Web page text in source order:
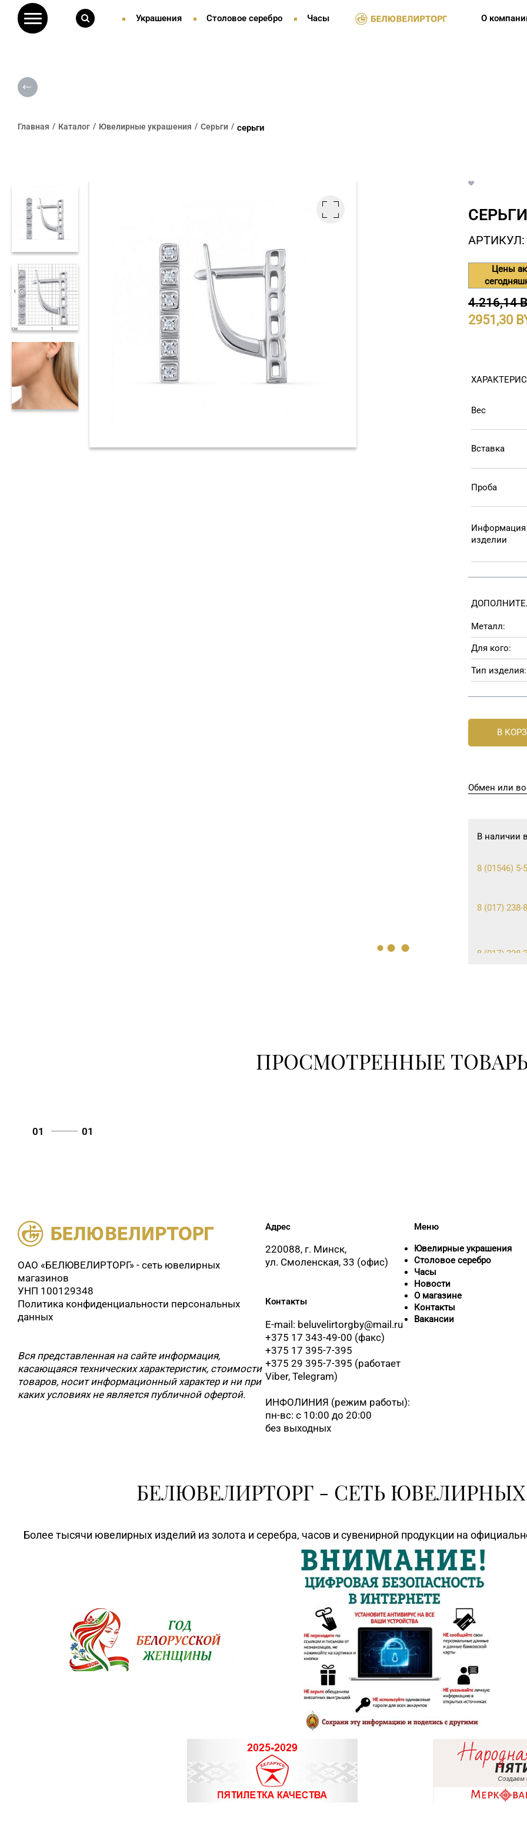
Украшения Столовое серебро Часы О
Главная Каталог Ювелирные украшения Серьги серьги
АРТИКУЛ:
Цены
4.216,14
2951,30
Вес
Вставка
Проба
Информация
изделии
Металл:
Для кого:
Тип изделия:
В
Обмен или
В наличии
8 (01546) 5-
8 (017) 238-
8 (017) 238-
+375 (222)
ПРОСМОТРЕННЫЕ
01 01
ОАО «БЕЛЮВЕЛИРТОРГ» - сеть ювелирных
магазинов
УНП 100129348
Политика конфиденциальности персональных
данных
Вся представленная на сайте информация,
касающаяся технических характеристик, стоимости
товаров, носит информационный характер и ни при
каких условиях не является публичной офертой.
Адрес
220088, г. Минск,
ул. Смоленская, 33 (офис)
Контакты
E-mail: beluvelirtorgby@mail.ru
+375 17 343-49-00 (факс)
+375 17 395-7-395
+375 29 395-7-395 (работает
Viber, Telegram)
ИНФОЛИНИЯ (режим работы):
пн-вс: с 10:00 до 20:00
без выходных
Меню
Ювелирные украшения
Столовое серебро
Часы
Новости
О магазине
Контакты
Вакансии
БЕЛЮВЕЛИРТОРГ - СЕТЬ
Более тысячи ювелирных изделий из золота и серебра, часов и сувенирной продукции на